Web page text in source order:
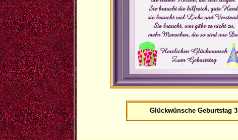
Glückwünsche Geburtstag 3